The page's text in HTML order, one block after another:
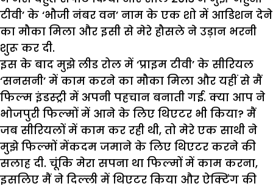
टीवी’ के ‘भौजी नंबर वन’ नाम के एक शो में आडिशन देने
का मौका मिला और इसी से मेरे हौसले ने उड़ान भरनी
शुरू कर दी.
इस के बाद मुझे लीड रोल में ‘प्राइम टीवी’ के सीरियल
‘सनसनी’ में काम करने का मौका मिला और यहीं से मैं
फिल्म इंडस्ट्री में अपनी पहचान बनाती गई. क्या आप ने
भोजपुरी फिल्मों में आने के लिए थिएटर भी किया? मैं
जब सीरियलों में काम कर रही थी, तो मेरे एक साथी ने
मुझे फिल्मों मेंकदम जमाने के लिए थिएटर करने की
सलाह दी. चूंकि मेरा सपना था फिल्मों में काम करना,
इसलिए मैं ने दिल्ली में थिएटर किया और ऐक्टिंग की